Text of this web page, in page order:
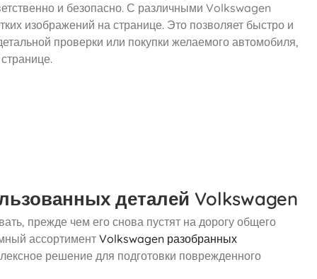
и безопасно. С различными Volkswagen
изображений на странице. Это позволяет быстро и
проверки или покупки желаемого автомобиля,
деталей Volkswagen
прежде чем его снова пустят на дорогу общего
ассортимент Volkswagen разобранных
решение для подготовки поврежденного